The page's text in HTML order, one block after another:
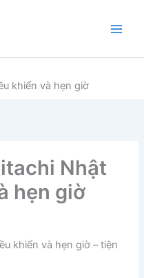
khiển và hẹn giờ
Nhật
hẹn giờ
khiển và hẹn giờ – tiện